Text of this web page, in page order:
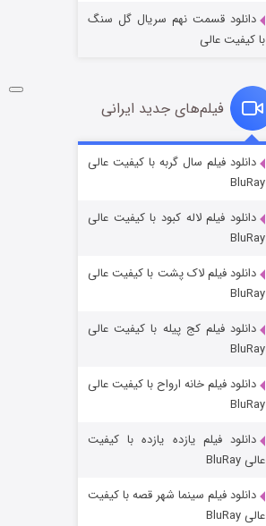
شوگر فصل ۲
قسمت
خاندان اژدها فصل ۳
دانلود قسمت نهم سریال گل سنگ
با کیفیت عالی
فیلم‌های جدید ایرانی
دانلود فیلم سال گربه با کیفیت عالی
BluRay
دانلود فیلم لاله کبود با کیفیت عالی
BluRay
دانلود فیلم لاک پشت با کیفیت عالی
BluRay
دانلود فیلم کج‌ پیله با کیفیت عالی
BluRay
دانلود فیلم خانه ارواح با کیفیت عالی
BluRay
دانلود فیلم یازده یازده با کیفیت
عالی BluRay
دانلود فیلم سینما شهر قصه با کیفیت
عالی BluRay